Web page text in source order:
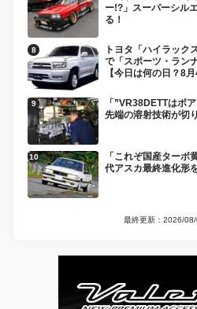
ー!?」スーパーシル
る！
トヨタ「ハイラック
で「スポーツ・ラン
【今日は何の日？8月
「”VR38DETTはボ
先端の溶射技術が切
「これぞ国産ターボ
代アスカ最終進化形
最終更新：2026/